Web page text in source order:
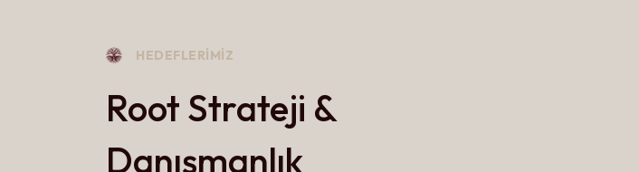
HEDEFLERIMIZ
Root Strateji &
Danışmanlık